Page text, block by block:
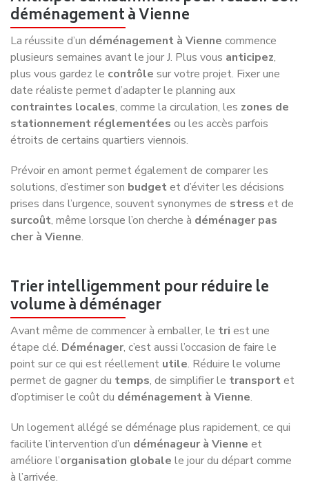
déménagement à Vienne
La réussite d’un déménagement à Vienne commence
plusieurs semaines avant le jour J. Plus vous anticipez,
plus vous gardez le contrôle sur votre projet. Fixer une
date réaliste permet d’adapter le planning aux
contraintes locales, comme la circulation, les zones de
stationnement réglementées ou les accès parfois
étroits de certains quartiers viennois.
Prévoir en amont permet également de comparer les
solutions, d’estimer son budgetet d’éviter les décisions
prises dans l’urgence, souvent synonymes de stress et de
surcoût, même lorsque l’on cherche à déménager pas
cher à Vienne.
Trier intelligemment pour réduire le
volume à déménager
Avant même de commencer à emballer, le tri est une
étape clé. Déménager, c’est aussi l’occasion de faire le
point sur ce qui est réellement utile. Réduire le volume
permet de gagner du temps, de simplifier le transportet
d’optimiser le coût du déménagement à Vienne.
Un logement allégé se déménage plus rapidement, ce qui
facilite l’intervention d’un déménageur à Vienne et
améliore l’organisation globale le jour du départ comme
à l’arrivée.